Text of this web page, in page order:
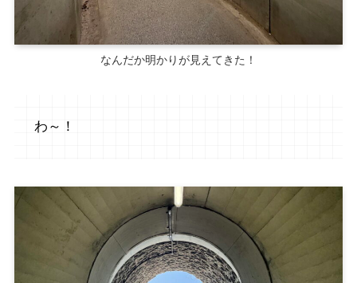
なんだか明かりが見えてきた！
わ～！